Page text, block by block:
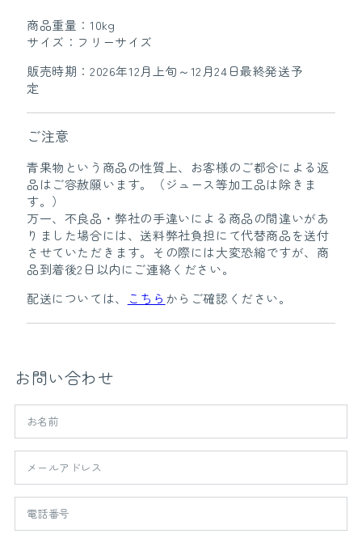
商品重量：10kg
サイズ：フリーサイズ
販売時期：2026年12月上旬～12月24日最終発送予
定
ご注意
青果物という商品の性質上、お客様のご都合による返
品はご容赦願います。（ジュース等加工品は除きま
す。）
万一、不良品・弊社の手違いによる商品の間違いがあ
りました場合には、送料弊社負担にて代替商品を送付
させていただきます。その際には大変恐縮ですが、商
品到着後2日以内にご連絡ください。
配送については、
こちら からご確認ください。
お問い合わせ
名
ー
ア
話